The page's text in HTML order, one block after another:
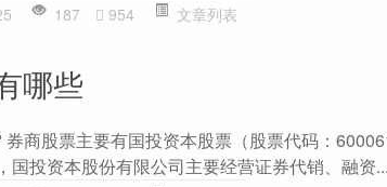
187 954 文章列表
哪些
券商股票主要有国投资本股票（股票代码：
国投资本股份有限公司主要经营证券代销、融资...